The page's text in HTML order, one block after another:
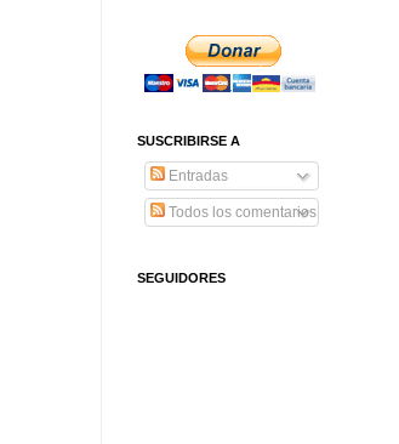
SUSCRIBIRSE A
Entradas
Todos los comentarios
SEGUIDORES